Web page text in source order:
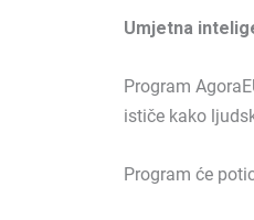
Umjetna
Program
ističe kako
Program će